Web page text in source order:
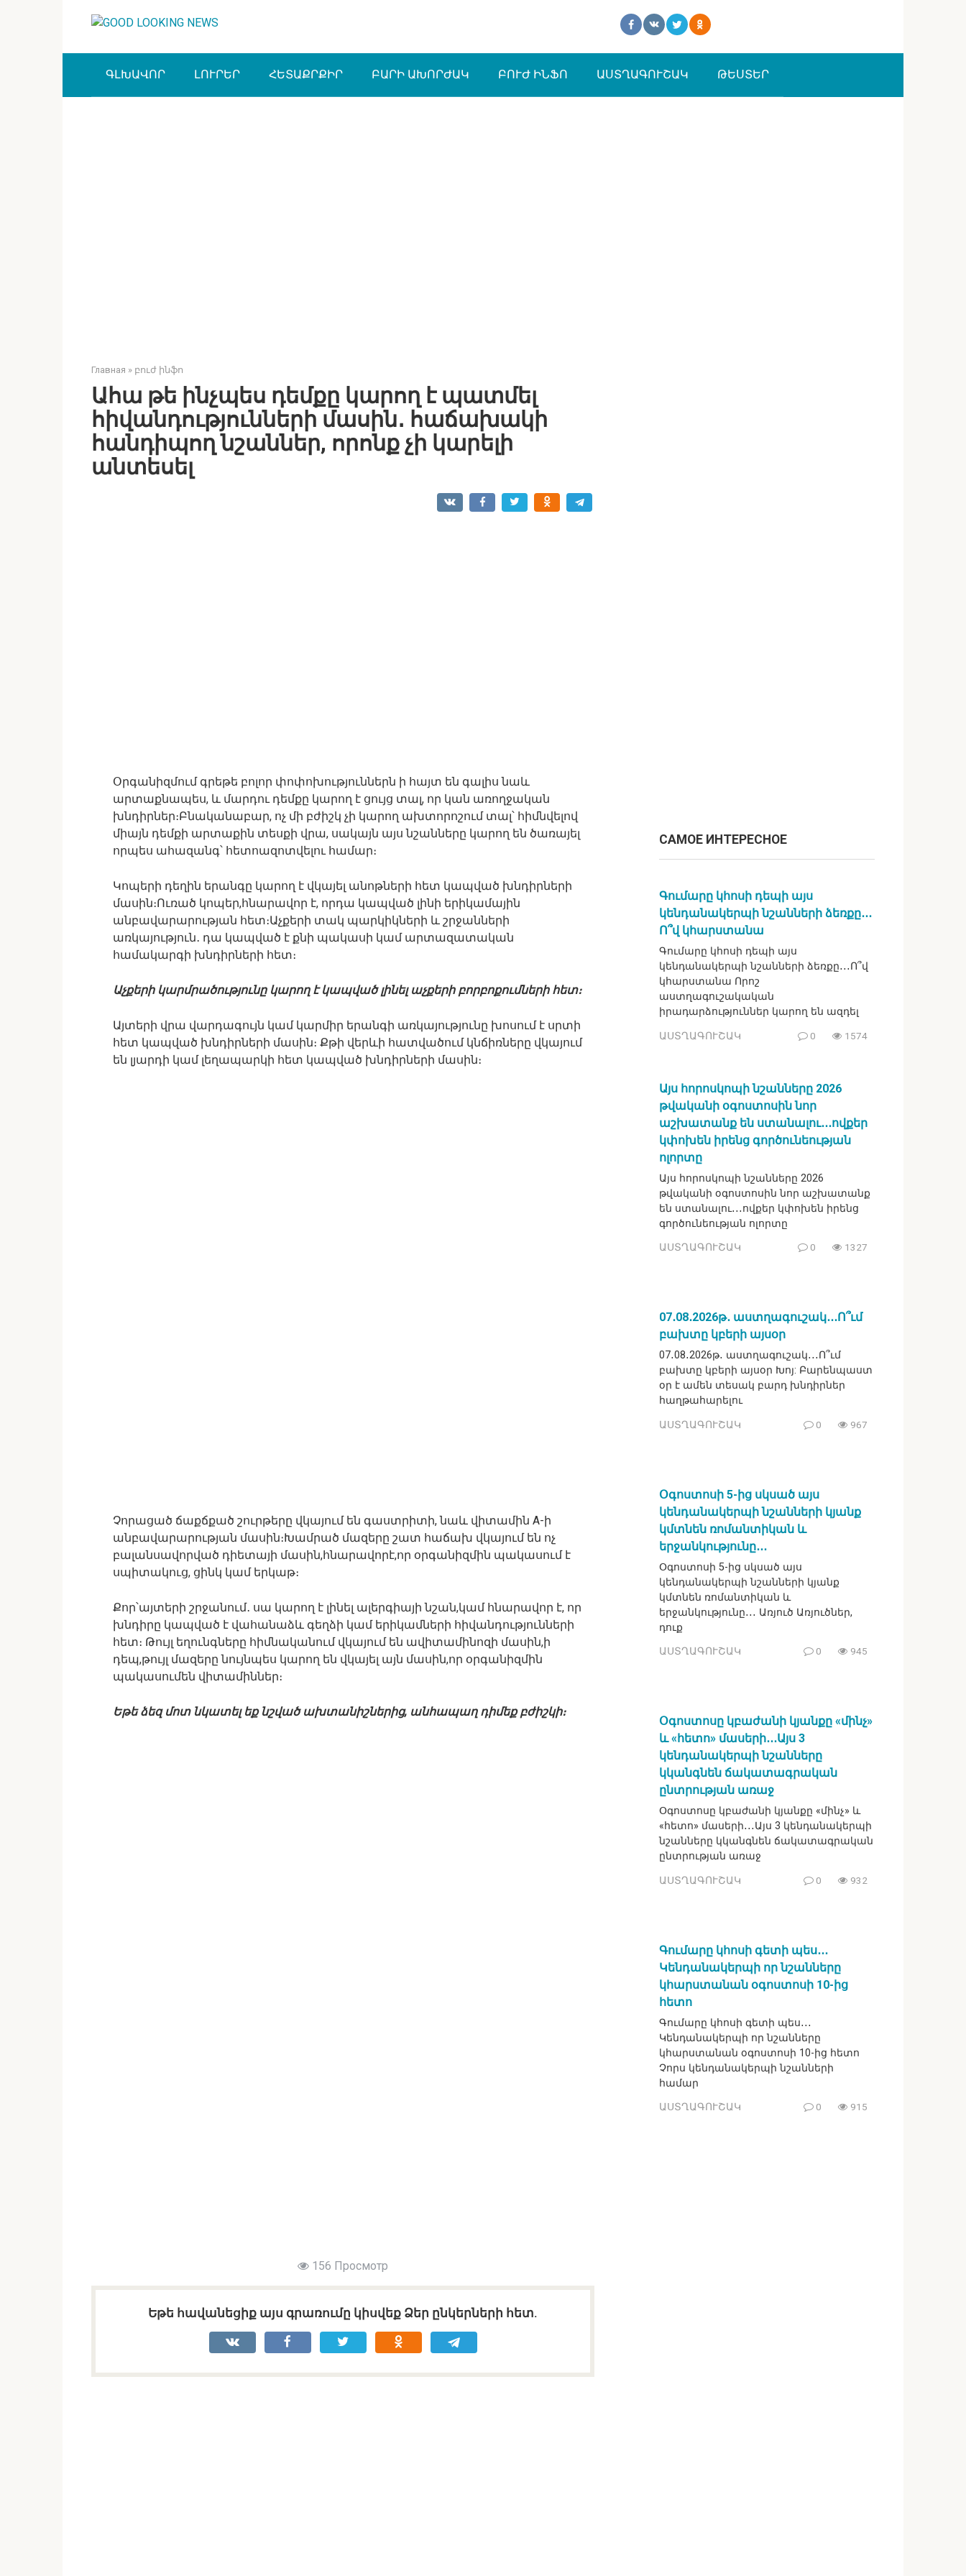
ԳԼԽԱՎՈՐ ԼՈՒՐԵՐ ՀԵՏԱՔՐՔԻՐ ԲԱՐԻ ԱԽՈՐԺԱԿ ԲՈՒԺ ԻՆՖՈ ԱՍՏՂԱԳՈՒՇԱԿ ԹԵՍՏԵՐ
Главная » բուժ ինֆո
Ահա թե ինչպես դեմքը կարող է պատմել
հիվանդությունների մասին․ հաճախակի
հանդիպող նշաններ, որոնք չի կարելի
անտեսել
Օրգանիզմում գրեթե բոլոր փոփոխություններն ի հայտ են գալիս նաև
արտաքնապես, և մարդու դեմքը կարող է ցույց տալ, որ կան առողջական
խնդիրներ։Բնականաբար, ոչ մի բժիշկ չի կարող ախտորոշում տալ՝ հիմնվելով
միայն դեմքի արտաքին տեսքի վրա, սակայն այս նշանները կարող են ծառայել
որպես ահազանգ՝ հետոազոտվելու համար։
Կոպերի դեղին երանգը կարող է վկայել անոթների հետ կապված խնդիրների
մասին։Ուռած կոպեր,հնարավոր է, որդա կապված լինի երիկամային
անբավարարության հետ։Աչքերի տակ պարկիկների և շրջանների
առկայություն․ դա կապված է քնի պակասի կամ արտազատական
համակարգի խնդիրների հետ։
Աչքերի կարմրածությունը կարող է կապված լինել աչքերի բորբոքումների հետ։
Այտերի վրա վարդագույն կամ կարմիր երանգի առկայությունը խոսում է սրտի
հետ կապված խնդիրների մասին։ Քթի վերևի հատվածում կնճիռները վկայում
են լյարդի կամ լեղապարկի հետ կապված խնդիրների մասին։
Չորացած ճաքճքած շուրթերը վկայում են գաստրիտի, նաև վիտամին А-ի
անբավարարության մասին։Խամրած մազերը շատ հաճախ վկայում են ոչ
բալանսավորված դիետայի մասին,հնարավորէ,որ օրգանիզմին պակասում է
սպիտակուց, ցինկ կամ երկաթ։
Քոր՝այտերի շրջանում․ սա կարող է լինել ալերգիայի նշան,կամ հնարավոր է, որ
խնդիրը կապված է վահանաձև գեղձի կամ երիկամների հիվանդությունների
հետ։ Թույլ եղունգները հիմնականում վկայում են ավիտամինոզի մասին,ի
դեպ,թույլ մազերը նույնպես կարող են վկայել այն մասին,որ օրգանիզմին
պակասումեն վիտամիններ։
Եթե ձեզ մոտ նկատել եք նշված ախտանիշներից, անհապաղ դիմեք բժիշկի։
156 Просмотр
Եթե հավանեցիք այս գրառումը կիսվեք Ձեր ընկերների հետ.
САМОЕ ИНТЕРЕСНОЕ
Գումարը կհոսի դեպի այս
կենդանակերպի նշանների ձեռքը․․․
Ո՞վ կհարստանա
Գումարը կհոսի դեպի այս
կենդանակերպի նշանների ձեռքը․․․Ո՞վ
կհարստանա Որոշ
աստղագուշակական
իրադարձություններ կարող են ազդել
ԱՍՏՂԱԳՈՒՇԱԿ 0 1574
Այս հորոսկոպի նշանները 2026
թվականի օգոստոսին նոր
աշխատանք են ստանալու․․․ովքեր
կփոխեն իրենց գործունեության
ոլորտը
Այս հորոսկոպի նշանները 2026
թվականի օգոստոսին նոր աշխատանք
են ստանալու․․․ովքեր կփոխեն իրենց
գործունեության ոլորտը
ԱՍՏՂԱԳՈՒՇԱԿ 0 1327
07․08․2026թ․ աստղագուշակ․․․Ո՞ւմ
բախտը կբերի այսօր
07․08․2026թ․ աստղագուշակ․․․Ո՞ւմ
բախտը կբերի այսօր Խոյ: Բարենպաստ
օր է ամեն տեսակ բարդ խնդիրներ
հաղթահարելու
ԱՍՏՂԱԳՈՒՇԱԿ 0 967
Օգոստոսի 5-ից սկսած այս
կենդանակերպի նշանների կյանք
կմտնեն ռոմանտիկան և
երջանկությունը․․․
Օգոստոսի 5-ից սկսած այս
կենդանակերպի նշանների կյանք
կմտնեն ռոմանտիկան և
երջանկությունը․․․ Առյուծ Առյուծներ,
դուք
ԱՍՏՂԱԳՈՒՇԱԿ 0 945
Օգոստոսը կբաժանի կյանքը «մինչ»
և «հետո» մասերի․․․Այս 3
կենդանակերպի նշանները
կկանգնեն ճակատագրական
ընտրության առաջ
Օգոստոսը կբաժանի կյանքը «մինչ» և
«հետո» մասերի․․․Այս 3 կենդանակերպի
նշանները կկանգնեն ճակատագրական
ընտրության առաջ
ԱՍՏՂԱԳՈՒՇԱԿ 0 932
Գումարը կհոսի գետի պես․․․
Կենդանակերպի որ նշանները
կհարստանան օգոստոսի 10-ից
հետո
Գումարը կհոսի գետի պես․․․
Կենդանակերպի որ նշանները
կհարստանան օգոստոսի 10-ից հետո
Չորս կենդանակերպի նշանների
համար
ԱՍՏՂԱԳՈՒՇԱԿ 0 915